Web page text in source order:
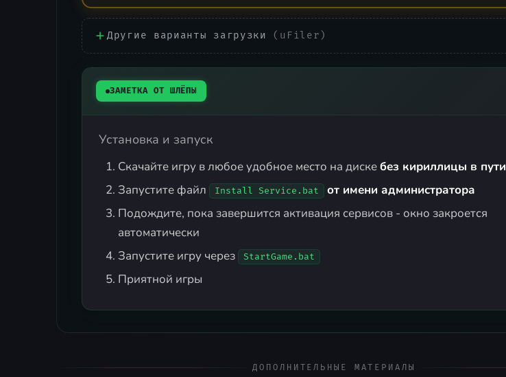
Другие варианты загрузки (uFiler)
ЗАМЕТКА ОТ ШЛЁПЫ
Установка и запуск
Скачайте игру в любое удобное место на дискебез кириллицы в пути
Запустите файл
Install Service.bat
от имени администратора
Подождите, пока завершится активация сервисов - окно закроется
автоматически
Запустите игру через
StartGame.bat
Приятной игры
ДОПОЛНИТЕЛЬНЫЕ МАТЕРИАЛЫ